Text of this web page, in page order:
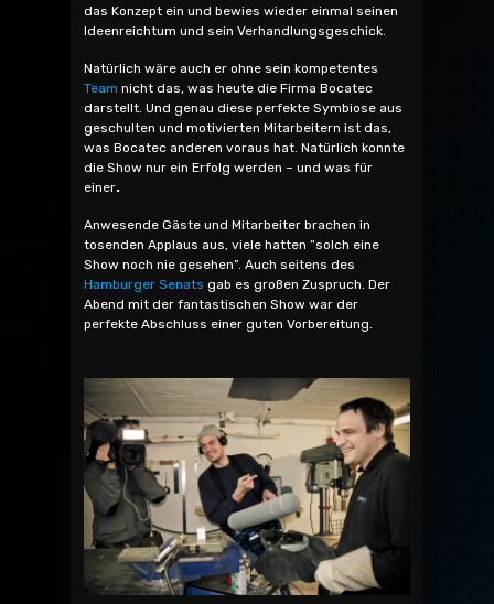
das Konzept ein und bewies wieder einmal seinen
Ideenreichtum und sein Verhandlungsgeschick.
Natürlich wäre auch er ohne sein kompetentes
Team nicht das, was heute die Firma Bocatec
darstellt. Und genau diese perfekte Symbiose aus
geschulten und motivierten Mitarbeitern ist das,
was Bocatec anderen voraus hat. Natürlich konnte
die Show nur ein Erfolg werden – und was für
einer.
Anwesende Gäste und Mitarbeiter brachen in
tosenden Applaus aus, viele hatten “solch eine
Show noch nie gesehen”. Auch seitens des
Hamburger Senats gab es großen Zuspruch. Der
Abend mit der fantastischen Show war der
perfekte Abschluss einer guten Vorbereitung.